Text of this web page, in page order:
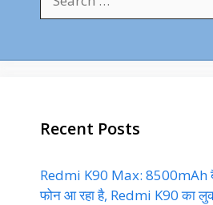
for:
Recent Posts
Redmi K90 Max: 8500mAh
फोन आ रहा है, Redmi K90 का